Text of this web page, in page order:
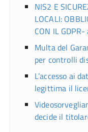
NIS2 E
LOCALI:
CON IL
Multa del
per controlli
L’accesso ai
legittima il
decide il